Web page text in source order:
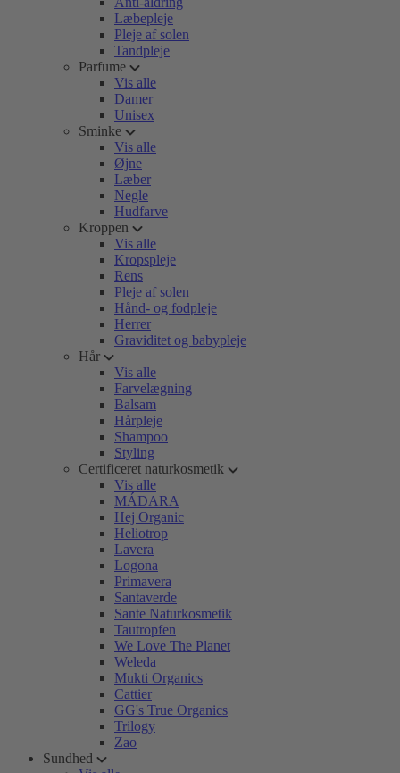
Læbepleje
Pleje af solen
Tandpleje
Parfume
Vis alle
Damer
Unisex
Sminke
Vis alle
Øjne
Læber
Negle
Hudfarve
Kroppen
Vis alle
Kropspleje
Rens
Pleje af solen
Hånd- og fodpleje
Herrer
Graviditet og babypleje
Hår
Vis alle
Farvelægning
Balsam
Hårpleje
Shampoo
Styling
Certificeret naturkosmetik
Vis alle
MÁDARA
Hej Organic
Heliotrop
Lavera
Logona
Primavera
Santaverde
Sante Naturkosmetik
Tautropfen
We Love The Planet
Weleda
Mukti Organics
Cattier
GG's True Organics
Trilogy
Zao
Sundhed